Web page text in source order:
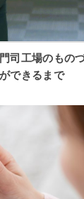
司工場のもの
できるまで